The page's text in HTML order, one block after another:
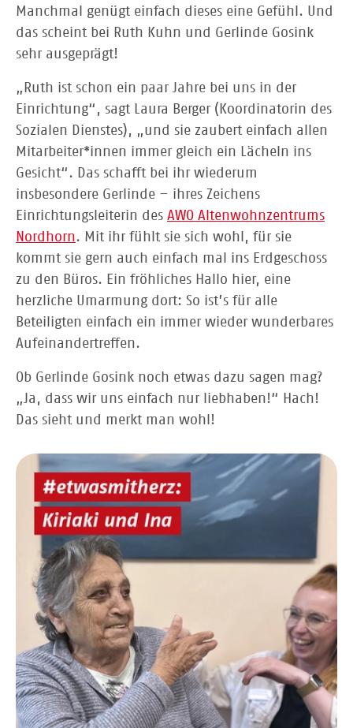
Manchmal genügt einfach dieses eine Gefühl. Und
das scheint bei Ruth Kuhn und Gerlinde Gosink
sehr ausgeprägt!
„Ruth ist schon ein paar Jahre bei uns in der
Einrichtung“, sagt Laura Berger (Koordinatorin des
Sozialen Dienstes), „und sie zaubert einfach allen
Mitarbeiter*innen immer gleich ein Lächeln ins
Gesicht“. Das schafft bei ihr wiederum
insbesondere Gerlinde – ihres Zeichens
Einrichtungsleiterin des AWO Altenwohnzentrums
Nordhorn. Mit ihr fühlt sie sich wohl, für sie
kommt sie gern auch einfach mal ins Erdgeschoss
zu den Büros. Ein fröhliches Hallo hier, eine
herzliche Umarmung dort: So ist’s für alle
Beteiligten einfach ein immer wieder wunderbares
Aufeinandertreffen.
Ob Gerlinde Gosink noch etwas dazu sagen mag?
„Ja, dass wir uns einfach nur liebhaben!“ Hach!
Das sieht und merkt man wohl!